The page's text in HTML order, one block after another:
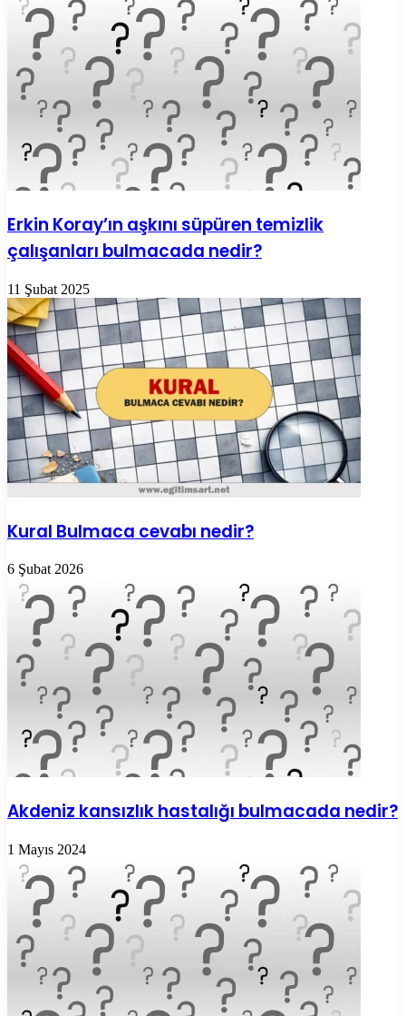
Erkin Koray’ın aşkını süpüren temizlik
çalışanları bulmacada nedir?
11 Şubat 2025
Kural Bulmaca cevabı nedir?
6 Şubat 2026
Akdeniz kansızlık hastalığı bulmacada nedir?
1 Mayıs 2024